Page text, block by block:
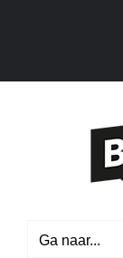
Ga naar...